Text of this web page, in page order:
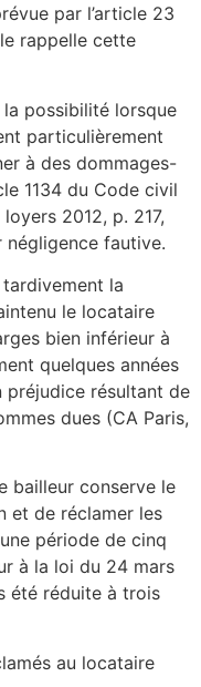
par l’article 23
rappelle cette
la possibilité lorsque
particulièrement
à des dommages-
1134 du Code civil
2012, p. 217,
fautive.
tardivement la
le locataire
bien inférieur à
quelques années
préjudice résultant de
dues (CA Paris,
bailleur conserve le
et de réclamer les
période de cinq
à la loi du 24 mars
été réduite à trois
au locataire